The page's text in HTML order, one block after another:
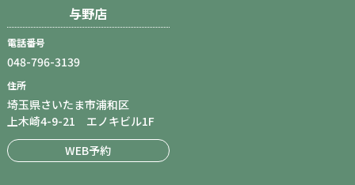
与野店
電話番号
048-796-3139
住所
埼玉県さいたま市浦和区
上木崎4-9-21 エノキビル1F
WEB予約